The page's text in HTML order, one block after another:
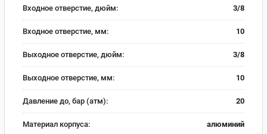
Входное отверстие, дюйм: 3/8
Входное отверстие, мм: 10
Выходное отверстие, дюйм: 3/8
Выходное отверстие, мм: 10
Давление до, бар (атм): 20
Материал корпуса: алюминий